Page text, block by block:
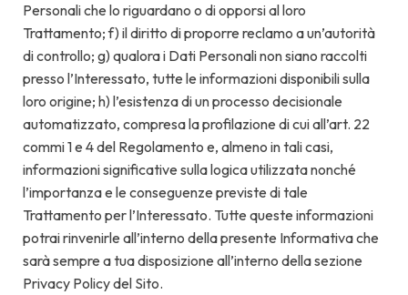
Personali che lo riguardano o di opporsi al loro
Trattamento; f) il diritto di proporre reclamo a un’autorità
di controllo; g) qualora i Dati Personali non siano raccolti
presso l’Interessato, tutte le informazioni disponibili sulla
loro origine; h) l’esistenza di un processo decisionale
automatizzato, compresa la profilazione di cui all’art. 22
commi 1 e 4 del Regolamento e, almeno in tali casi,
informazioni significative sulla logica utilizzata nonché
l’importanza e le conseguenze previste di tale
Trattamento per l’Interessato. Tutte queste informazioni
potrai rinvenirle all’interno della presente Informativa che
sarà sempre a tua disposizione all’interno della sezione
Privacy Policy del Sito.